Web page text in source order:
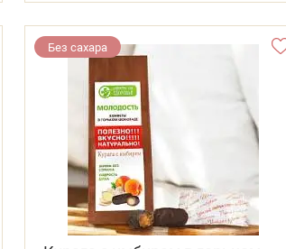
Без сахара